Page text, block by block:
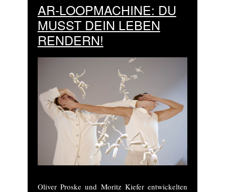
AR-LOOPMACHINE: DU
MUSST DEIN LEBEN
RENDERN!
Oliver Proske und Moritz Kiefer entwickelten